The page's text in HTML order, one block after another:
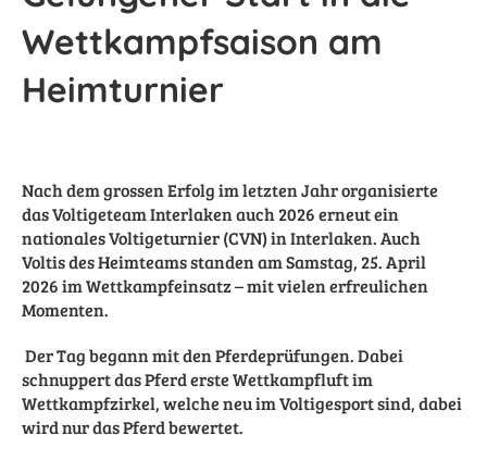
Wettkampfsaison am
Heimturnier
Nach dem grossen Erfolg im letzten Jahr organisierte
das Voltigeteam Interlaken auch 2026 erneut ein
nationales Voltigeturnier (CVN) in Interlaken. Auch
Voltis des Heimteams standen am Samstag, 25. April
2026 im Wettkampfeinsatz – mit vielen erfreulichen
Momenten.
Der Tag begann mit den Pferdeprüfungen. Dabei
schnuppert das Pferd erste Wettkampfluft im
Wettkampfzirkel, welche neu im Voltigesport sind, dabei
wird nur das Pferd bewertet.